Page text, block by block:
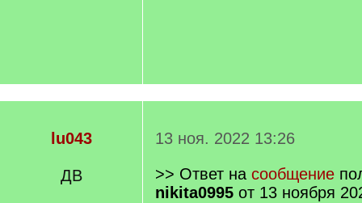
lu043
ДВ
13 ноя. 2022 13:26
>> Ответ на сообщение
nikita0995 от 13 ноября